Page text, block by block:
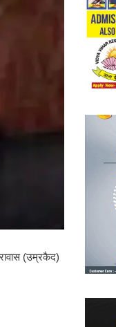
(उम्रकैद)